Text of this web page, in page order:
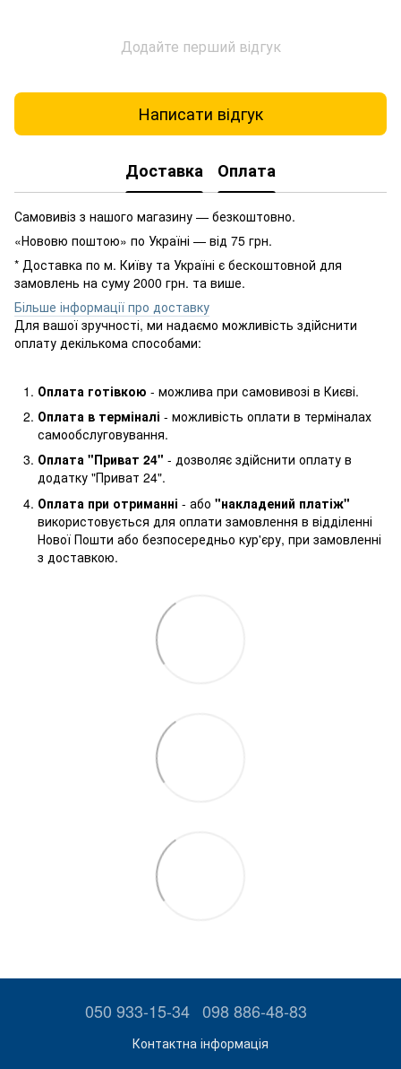
Додайте перший відгук
Написати відгук
Доставка Оплата
Самовивіз з нашого магазину — безкоштовно.
«Нововю поштою» по Україні — від 75 грн.
* Доставка по м. Київу та Україні є бескоштовной для
замовлень на суму 2000 грн. та више.
Більше інформації про доставку
Для вашої зручності, ми надаємо можливість здійснити
оплату декількома способами:
Оплата готівкою - можлива при самовивозі в Києві.
Оплата в терміналі - можливість оплати в терміналах
самообслуговування.
Оплата "Приват 24" - дозволяє здійснити оплату в
додатку "Приват 24".
Оплата при отриманні - або "накладений платіж"
використовується для оплати замовлення в відділенні
Нової Пошти або безпосередньо кур'єру, при замовленні
з доставкою.
050 933-15-34 098 886-48-83
Контактна інформація